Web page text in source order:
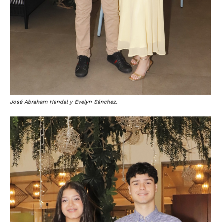
José Abraham Handal y Evelyn Sánchez.